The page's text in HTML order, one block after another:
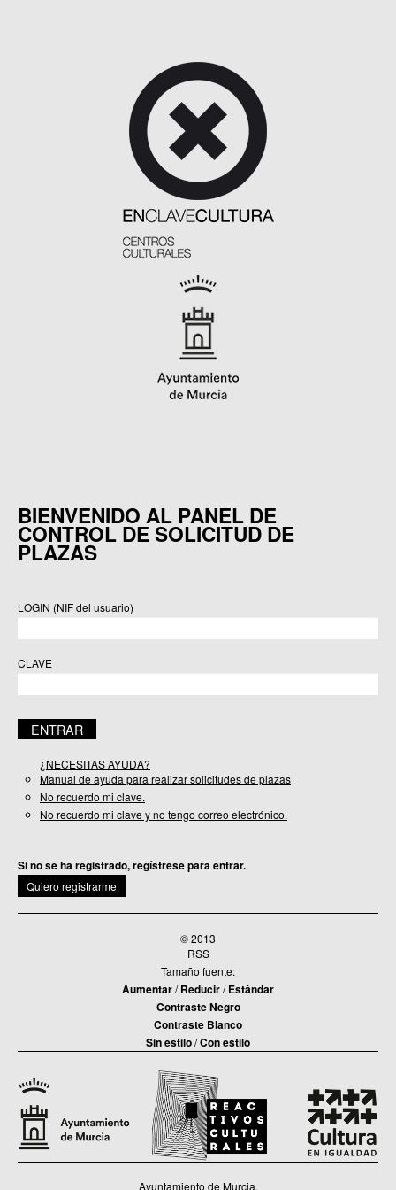
BIENVENIDO AL PANEL DE
CONTROL DE SOLICITUD DE
PLAZAS
LOGIN (NIF del usuario)
CLAVE
¿NECESITAS AYUDA?
Manual de ayuda para realizar solicitudes de plazas
No recuerdo mi clave.
No recuerdo mi clave y no tengo correo electrónico.
Si no se ha registrado, regístrese para entrar.
Quiero registrarme
© 2013
RSS
Tamaño fuente:
Aumentar/Reducir/Estándar
Contraste Negro
Contraste Blanco
Sin estilo/Con estilo
Ayuntamiento de Murcia.